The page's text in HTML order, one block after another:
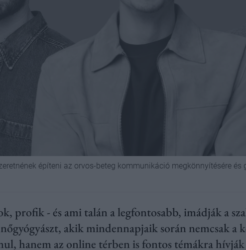
építeni az orvos-beteg kommunikáció megkönnyítésére és
profik - és ami talán a legfontosabb, imádják a
akik mindennapjaik során nemcsak a
hanem az online térben is fontos témákra